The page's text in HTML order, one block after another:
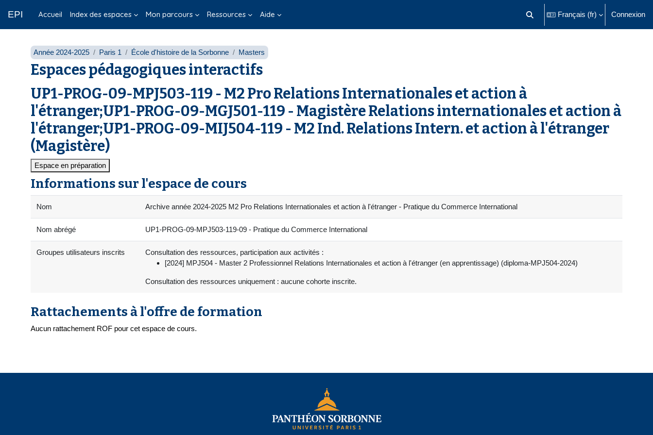
EPI Accueil Index des espaces Mon parcours Ressources Aide Activer/désactiver la saisie de
Français ‎(fr)‎ Connexion
Année 2024-2025 Paris 1 École d'histoire de la Sorbonne Masters
Espaces pédagogiques interactifs
UP1-PROG-09-MPJ503-119 - M2 Pro Relations Internationales et action à
l'étranger;UP1-PROG-09-MGJ501-119 - Magistère Relations internationales et action à
l'étranger;UP1-PROG-09-MIJ504-119 - M2 Ind. Relations Intern. et action à l'étranger
(Magistère)
Espace en préparation
Informations sur l'espace de cours
Nom Archive année 2024-2025 M2 Pro Relations Internationales et action à l'étranger - Pratique du Commerce International
Nom abrégé UP1-PROG-09-MPJ503-119-09 - Pratique du Commerce International
Groupes utilisateurs inscrits
Consultation des ressources, participation aux activités :
[2024] MPJ504 - Master 2 Professionnel Relations Internationales et action à l'étranger (en apprentissage) (diploma-MPJ504-2024)
Consultation des ressources uniquement : aucune cohorte inscrite.
Rattachements à l'offre de formation
Aucun rattachement ROF pour cet espace de cours.